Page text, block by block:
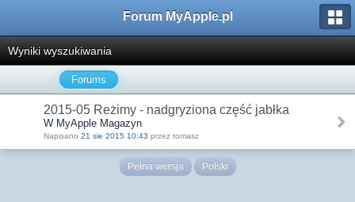
Forum MyApple.pl
Wyniki wyszukiwania
Forums
2015-05 Reżimy - nadgryziona część jabłka
W MyApple Magazyn
Napisano 21 sie 2015 10:43 przez tomasz
Pełna wersja Polski